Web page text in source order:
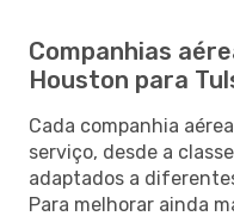
Companhias
Houston para
Cada companhia
serviço, desde a
adaptados a
Para melhorar ainda